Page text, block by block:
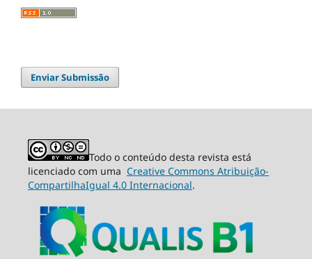
Enviar Submissão
Todo o conteúdo desta revista está
licenciado com uma Creative Commons Atribuição-
CompartilhaIgual 4.0 Internacional.